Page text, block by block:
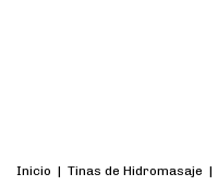
Inicio | Tinas de Hidromasaje |